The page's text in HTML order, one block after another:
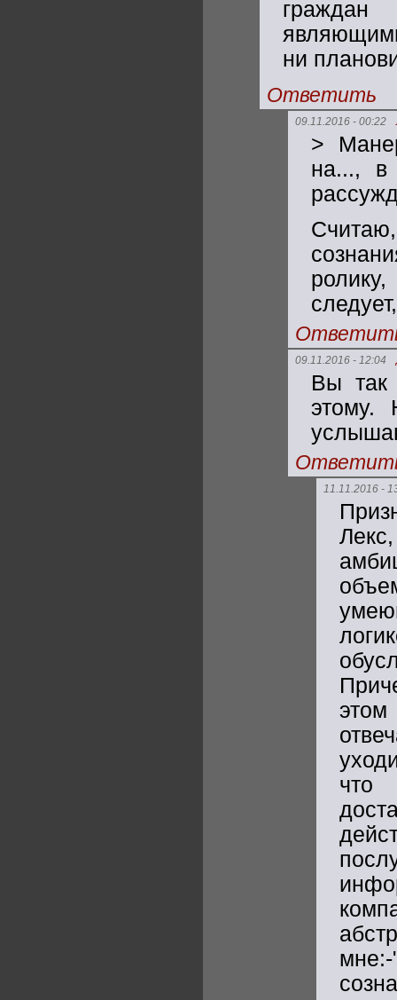
ни
Ответить
09.11.2016 - 00:22
>
на..., в
09.11.2016 - 12:04
Вы так
11.11.2016 -
что